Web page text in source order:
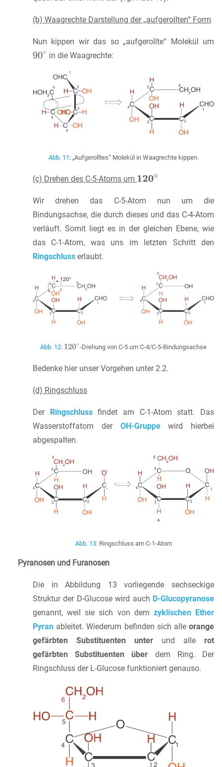
(b) Waagrechte Darstellung der „aufgerollten“ Form
Nun kippen wir das so „aufgerollte“ Molekül um
in die Waagrechte:
Abb. 11 : „Aufgerolltes“ Molekül in Waagrechte kippen.
(c) Drehen des C-5-Atoms um
Wir drehen das C-5-Atom nun um die
Bindungsachse, die durch dieses und das C-4-Atom
verläuft. Somit liegt es in der gleichen Ebene, wie
das C-1-Atom, was uns im letzten Schritt den
Ringschluss erlaubt.
Abb. 12: -Drehung von C-5 um C-4/C-5-Bindungsachse
Bedenke hier unser Vorgehen unter 2.2.
(d) Ringschluss
Der Ringschlussfindet am C-1-Atom statt. Das
Wasserstoffatom der OH-Gruppewird hierbei
abgespalten.
Abb. 13: Ringschluss am C-1-Atom
Pyranosen und Furanosen
Die in Abbildung 13 vorliegende sechseckige
Struktur der D-Glucose wird auch D-Glucopyranose
genannt, weil sie sich von dem zyklischen Ether
Pyran ableitet. Wiederum befinden sich alle orange
gefärbten Substituenten unter und alle rot
gefärbten Substituenten über dem Ring. Der
Ringschluss der L-Glucose funktioniert genauso.